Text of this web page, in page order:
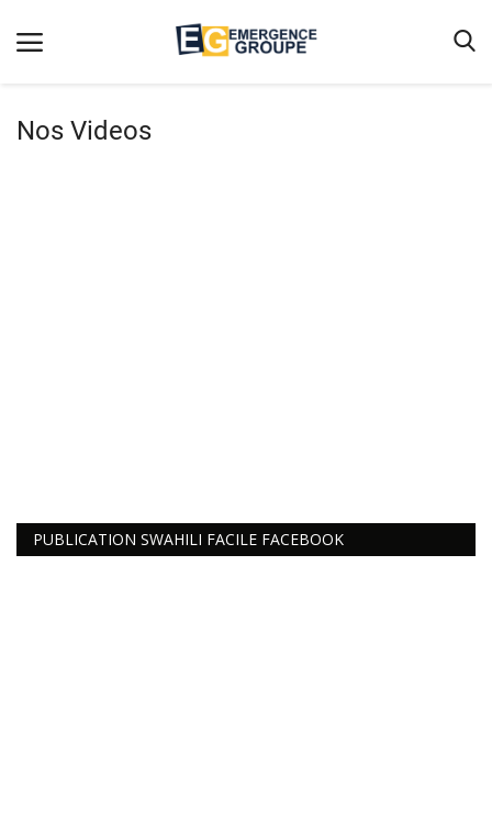
Connexion
Nos Videos
PUBLICATION SWAHILI FACILE FACEBOOK